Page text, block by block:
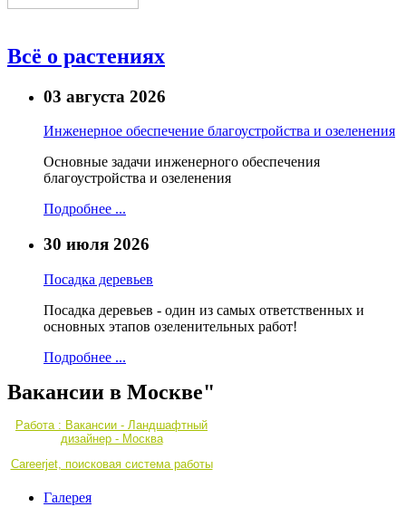
Всё о растениях
03 августа 2026
Инженерное обеспечение благоустройства и озеленения
Основные задачи инженерного обеспечения
благоустройства и озеленения
Подробнее ...
30 июля 2026
Посадка деревьев
Посадка деревьев - один из самых ответственных и
основных этапов озеленительных работ!
Подробнее ...
Вакансии в Москве"
Работа : Вакансии - Ландшафтный
дизайнер - Москва
Careerjet, поисковая система работы
Галерея